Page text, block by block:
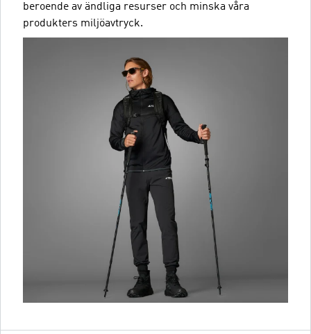
beroende av ändliga resurser och minska våra
produkters miljöavtryck.